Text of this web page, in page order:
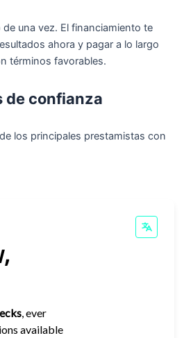
una vez. El financiamiento te
ahora y pagar a lo largo
términos favorables.
de confianza
los principales prestamistas con
, ever
available